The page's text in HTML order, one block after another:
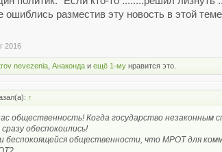
ошиблись разместив эту новость в этой
2016
nevezenia ,Анаконда иещё 1-му нравится это.
↑
общественность! Когда государство незаконным
обеспокоились!
беспокоящейся общественности, что МРОТ для